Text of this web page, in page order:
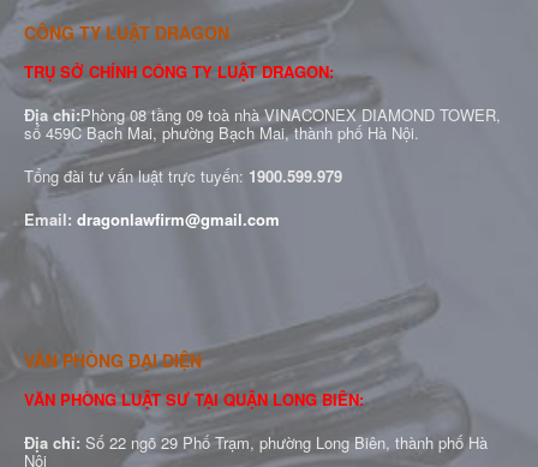
CÔNG TY LUẬT DRAGON
TRỤ SỞ CHÍNH CÔNG TY LUẬT DRAGON:
Địa chỉ:Phòng 08 tầng 09 toà nhà VINACONEX DIAMOND TOWER,
số 459C Bạch Mai, phường Bạch Mai, thành phố Hà Nội.
Tổng đài tư vấn luật trực tuyến: 1900.599.979
Email: dragonlawfirm@gmail.com
VĂN PHÒNG ĐẠI DIỆN
VĂN PHÒNG LUẬT SƯ TẠI QUẬN LONG BIÊN:
Địa chỉ: Số 22 ngõ 29 Phố Trạm, phường Long Biên, thành phố Hà
Nội